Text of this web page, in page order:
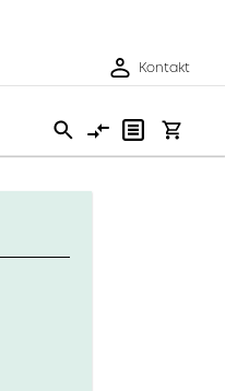
Kontakt